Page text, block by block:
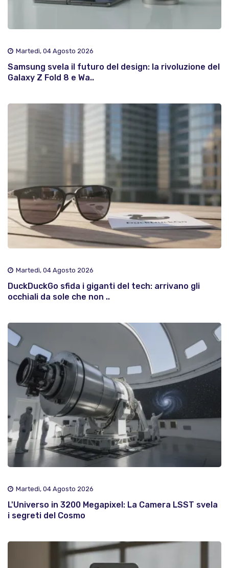
Martedì, 04 Agosto 2026
Samsung svela il futuro del design: la rivoluzione del
Galaxy Z Fold 8 e Wa..
Martedì, 04 Agosto 2026
DuckDuckGo sfida i giganti del tech: arrivano gli
occhiali da sole che non ..
Martedì, 04 Agosto 2026
L'Universo in 3200 Megapixel: La Camera LSST svela
i segreti del Cosmo